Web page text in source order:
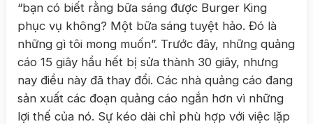
“bạn có biết rằng bữa sáng được Burger King
phục vụ không? Một bữa sáng tuyệt hảo. Đó là
những gì tôi mong muốn”. Trước đây, những quảng
cáo 15 giây hầu hết bị sửa thành 30 giây, nhưng
nay điều này đã thay đổi. Các nhà quảng cáo đang
sản xuất các đoạn quảng cáo ngắn hơn vì những
lợi thế của nó. Sự kéo dài chỉ phù hợp với việc lặp